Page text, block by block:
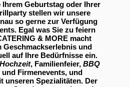
Geburtstag oder Ihrer
stellen wir unsere
so gerne zur Verfügung
Egal was Sie zu feiern
& MORE macht
Geschmackserlebnis und
auf Ihre Bedürfnisse ein.
Hochzeit, Familienfeier, BBQ
und Firmenevents, und
unseren Spezialitäten. Der